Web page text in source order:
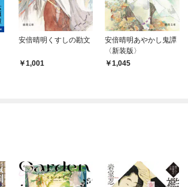
安倍晴明くすしの勘文
1,001
安倍晴明あやかし鬼譚
〈新装版〉
1,045